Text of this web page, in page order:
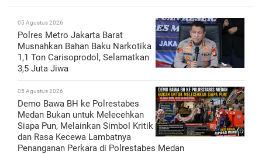
05 Agustus 2026
Polres Metro Jakarta Barat
Musnahkan Bahan Baku Narkotika
1,1 Ton Carisoprodol, Selamatkan
3,5 Juta Jiwa
05 Agustus 2026
Demo Bawa BH ke Polrestabes
Medan Bukan untuk Melecehkan
Siapa Pun, Melainkan Simbol Kritik
dan Rasa Kecewa Lambatnya
Penanganan Perkara di Polrestabes Medan